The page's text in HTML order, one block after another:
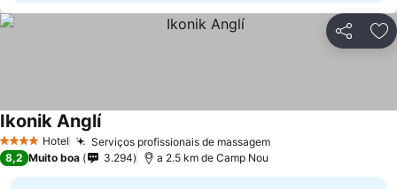
Partilhar
4 EstrelasHotel Serviços profissionais de massagem
Ikonik Anglí
8,2 Muito boa 3.294 a 2.5 km de Camp Nou